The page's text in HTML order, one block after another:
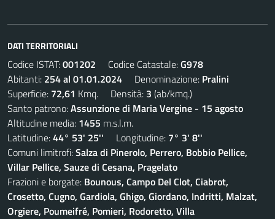
DATI TERRITORIALI
Codice ISTAT:001202 Codice Catastale:G978
Abitanti: 254 al 01.01.2024 Denominazione: Pralini
Superficie: 72,61 Kmq. Densità: 3 (ab/kmq.)
Santo patrono:Assunzione di Maria Vergine - 15 agosto
Altitudine media: 1455 m.s.l.m.
Latitudine:44° 53' 25'' Longitudine: 7° 3' 8''
Comuni limitrofi:Salza di Pinerolo, Perrero, Bobbio Pellice,
Villar Pellice, Sauze di Cesana, Pragelato
Frazioni e borgate: Bounous, Campo Del Clot, Ciabrot,
Crosetto, Cugno, Gardiola, Ghigo, Giordano, Indritti, Malzat,
Orgiere, Poumeifré, Pomieri, Rodoretto, Villa